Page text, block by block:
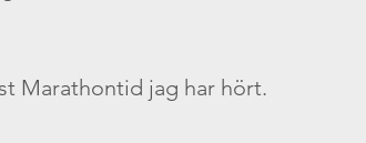
Marathontid jag har hört.